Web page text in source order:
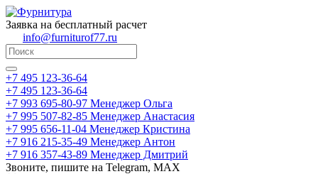
Заявка на бесплатный расчет
info@furniturof77.ru
+7 495 123-36-64
+7 495 123-36-64
+7 993 695-80-97 Менеджер Ольга
+7 995 507-82-85 Менеджер Анастасия
+7 995 656-11-04 Менеджер Кристина
+7 916 215-35-49 Менеджер Антон
+7 916 357-43-89 Менеджер Дмитрий
Звоните, пишите на Telegram, MAX